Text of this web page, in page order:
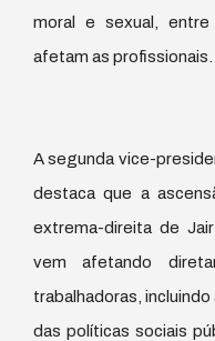
moral e sexual,
afetam as profissionais.
A segunda vice-
destaca que a
extrema-direita de
vem afetando
trabalhadoras,
das políticas sociais